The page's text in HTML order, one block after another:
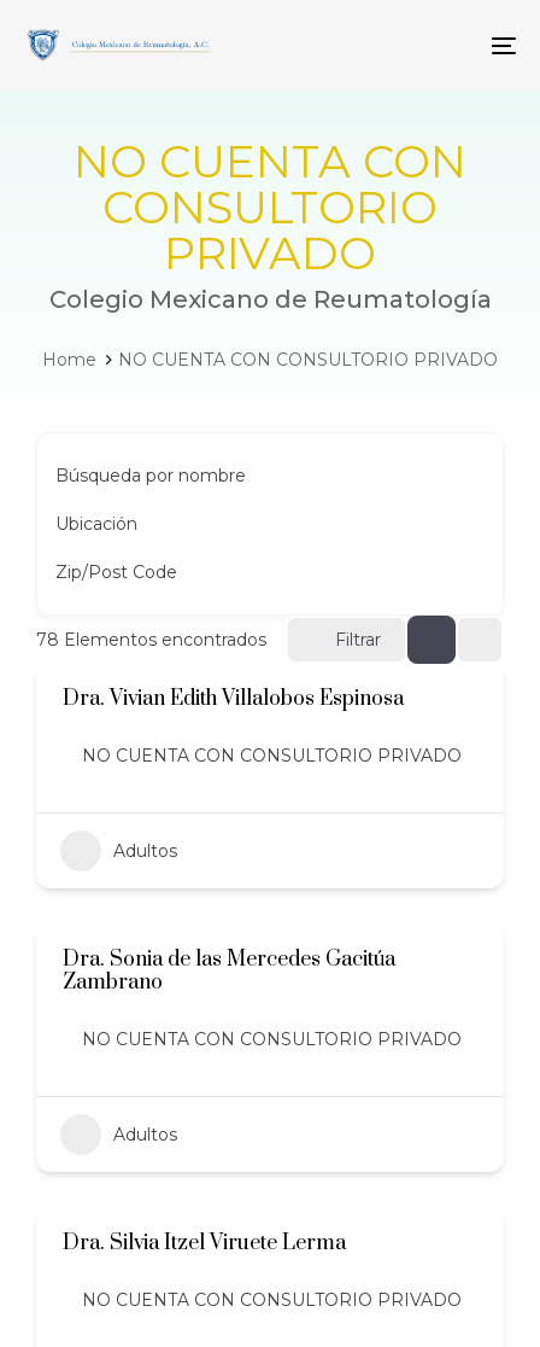
links
primary
NO CUENTA CON
CONSULTORIO
PRIVADO
Colegio Mexicano de Reumatología
Home NO CUENTA CON CONSULTORIO PRIVADO
Búsqueda por nombre
Ubicación
Zip/Post Code
78 Elementos encontrados Filtrar
Dra. Vivian Edith Villalobos Espinosa
NO CUENTA CON CONSULTORIO PRIVADO
Adultos
Dra. Sonia de las Mercedes Gacitúa
Zambrano
NO CUENTA CON CONSULTORIO PRIVADO
Adultos
Dra. Silvia Itzel Viruete Lerma
NO CUENTA CON CONSULTORIO PRIVADO